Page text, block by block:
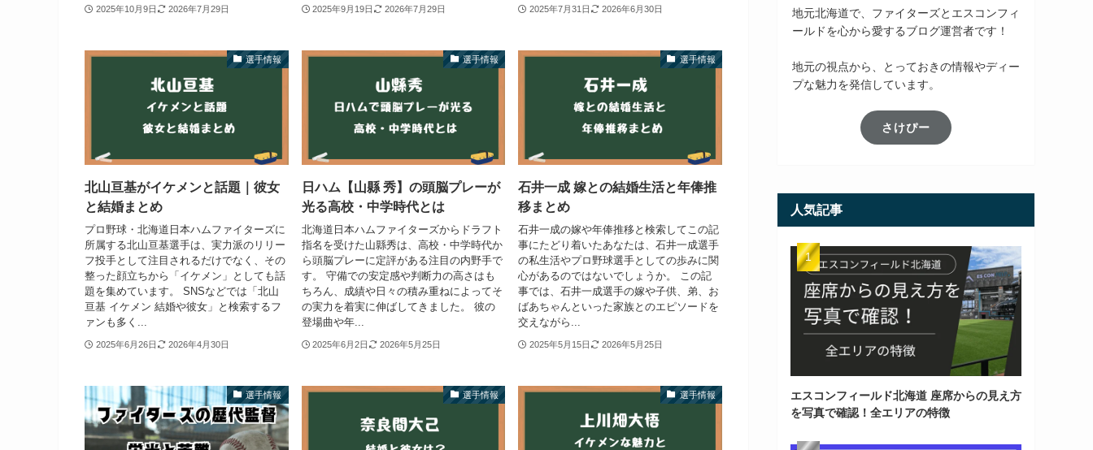
2025年10月9日 2026年7月29日 2025年9月19日 2026年7月29日 2025年7月31日 2026年6月30日
選手情報
北山亘基がイケメンと話題｜彼女
と結婚まとめ
プロ野球・北海道日本ハムファイターズに
所属する北山亘基選手は、実力派のリリー
フ投手として注目されるだけでなく、その
整った顔立ちから「イケメン」としても話
題を集めています。 SNSなどでは「北山
亘基 イケメン 結婚や彼女」と検索するフ
ァンも多く...
2025年6月26日 2026年4月30日
選手情報
日ハム【山縣 秀】の頭脳プレーが
光る高校・中学時代とは
北海道日本ハムファイターズからドラフト
指名を受けた山縣秀は、高校・中学時代か
ら頭脳プレーに定評がある注目の内野手で
す。 守備での安定感や判断力の高さはも
ちろん、成績や日々の積み重ねによってそ
の実力を着実に伸ばしてきました。 彼の
登場曲や年...
2025年6月2日 2026年5月25日
選手情報
石井一成 嫁との結婚生活と年俸推
移まとめ
石井一成の嫁や年俸推移と検索してこの記
事にたどり着いたあなたは、石井一成選手
の私生活やプロ野球選手としての歩みに関
心があるのではないでしょうか。 この記
事では、石井一成選手の嫁や子供、弟、お
ばあちゃんといった家族とのエピソードを
交えながら...
2025年5月15日 2026年5月25日
選手情報 選手情報 選手情報
地元北海道で、ファイターズとエスコンフィ
ールドを心から愛するブログ運営者です！
地元の視点から、とっておきの情報やディー
プな魅力を発信しています。
さけぴー
人気記事
エスコンフィールド北海道 座席からの見え方
を写真で確認！全エリアの特徴